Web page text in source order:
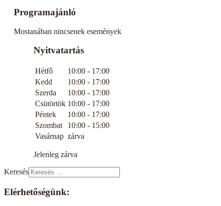
Programajánló
Mostanában nincsenek események
Nyitvatartás
Hétfő
10:00 - 17:00
Kedd
10:00 - 17:00
Szerda
10:00 - 17:00
Csütörtök 10:00 - 17:00
Péntek
10:00 - 17:00
Szombat
10:00 - 15:00
Vasárnap zárva
Jelenleg zárva
Keresés
Elérhetőségünk: